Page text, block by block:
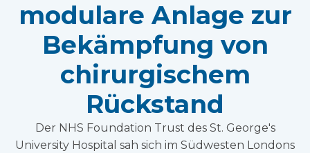
modulare Anlage zur
Bekämpfung von
chirurgischem
Rückstand
Der NHS Foundation Trust des St. George's
University Hospital sah sich im Südwesten Londons